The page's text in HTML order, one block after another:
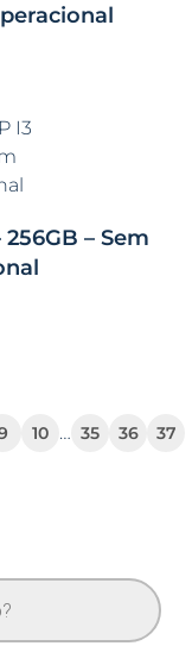
– Sem
10 … 35 36 37